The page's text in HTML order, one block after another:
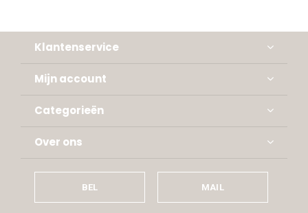
Klantenservice
Mijn account
Categorieën
Over ons
BEL MAIL